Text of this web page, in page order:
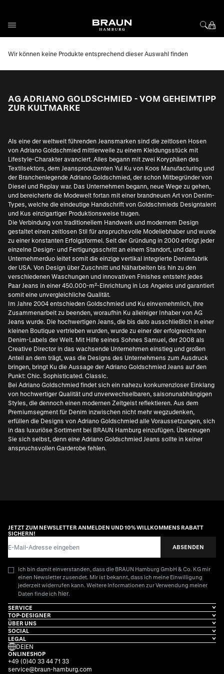
Wir können keine Produkte entsprechend dieser Auswahl finden
AG ADRIANO GOLDSCHMIED - VOM GEHEIMTIPP
ZUR KULTMARKE
Als eine der weltweit führenden Jeansmarken sind die zeitlosen Hosen
von Adriano Goldschmied mittlerweile zu einem Kleidungsstück mit
Lifestyle-Charakter avanciert. Alles begann mit zwei Koryphäen des
Textilsektors, dem Jeansproduzenten Yul Ku von Koos Manufacturing und
der Branchenlegende Adriano Goldschmied, der schon Mitbegründer von
Diesel und Replay war. Das Unternehmen begann, neue Wege zu gehen,
und bereicherte die Modewelt fortan mit einer brandneuen Art von Denim-
Types, welche die eindeutige Handschrift von Goldschmieds Designtalent
und Kus einzigartiger Produktionsweise trugen.
Die Verbindung von traditionellem Handwerk und modernem Design
gestaltet einen zeitlosen Stil für anspruchsvolle Modeliebhaber und wurde
zu einer konstanten Erfolgsformel. Seit der Gründung in 2000 erfolgt jeder
einzelne Design- und Fertigungsschritt an einem Standort, und das
Unternehmerduo leitet somit die einzige vertikal integrierte Denimfabrik
der USA. Von Design über Zuschnitt und Näharbeiten bis hin zu den
verschiedenen Waschungen und innovativen Finishes entsteht jedes
Paar Jeans in einer 450.000-m²-Einrichtung in Los Angeles und garantiert
somit eine unvergleichliche Qualität.
Im Jahre 2004 entschieden Goldschmied und Ku einvernehmlich, ihre
Zusammenarbeit zu beenden, woraufhin Ku alleiniger Inhaber von AG
Jeans wurde. Die hochwertigen Jeans, die bis dato ausschließlich in einer
kleinen Boutique vertrieben wurden, wurde zu einer der erfolgreichsten
Denim-Labels der Welt. Mit Hilfe seines Sohnes Samuel, der 2008 als
Creative Director in das wachsende Unternehmen einstieg und großen
Anteil an dem trägt, was die Designs des Unternehmens zum Ausdruck
bringen, bringt Ku die Aussage der Adriano Goldschmied Jeans auf den
Punkt: Chic. Sophisticated. Classic.
Bei Adriano Goldschmied findet sich ein nahezu konkurrenzloser Einklang
von hochwertiger Qualität und unverwechselbaren, saisonunabhängigen
Styles, die dennoch einen modernen Zeitgeist reflektieren. Aus dem
Premiumsegment für Denim inzwischen nicht mehr wegzudenken,
erfüllen die Designs von Adriano Goldschmied alle Voraussetzungen, sich
in das luxuriöse Sortiment bei BRAUN Hamburg einzufügen. Überzeugen
Sie sich selbst, denn eine Adriano Goldschmied Jeans sollte in keiner
anspruchsvollen Garderobe fehlen.
JETZT ZUM NEWSLETTER ANMELDEN UND 10% WILLKOMMENS RABATT
SICHERN!
ABSENDEN
Ich bin damit einverstanden, dass die BRAUN Hamburg GmbH & Co. KG mir
einen Newsletter zusendet. Mir ist bekannt, dass ich meine Einwilligung
jederzeit widerrufen kann. Weitere Informationen zur Verwendung meiner
Daten finde ich hier.
SERVICE
TOP-DESIGNER
ÜBER UNS
SOCIAL
LEGAL
DE|EN
ONLINESHOP
+49 (0)40 33 44 71 33
service@braun-hamburg.com